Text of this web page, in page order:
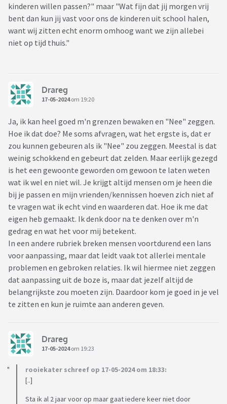
kinderen willen passen?" maar "Wat fijn dat jij morgen vrij
bent dan kun jij vast voor ons de kinderen uit school halen,
want wij zitten echt enorm omhoog want we zijn allebei
niet op tijd thuis."
Drareg
17-05-2024om 19:20
Ja, ik kan heel goed m'n grenzen bewaken en "Nee" zeggen.
Hoe ik dat doe? Me soms afvragen, wat het ergste is, dat er
zou kunnen gebeuren als ik "Nee" zou zeggen. Meestal is dat
weinig schokkend en gebeurt dat zelden. Maar eerlijk gezegd
is het een gewoonte geworden om gewoon te laten weten
wat ik wel en niet wil. Je krijgt altijd mensen om je heen die
bij je passen en mijn vrienden/kennissen hoeven zich niet af
te vragen wat ik echt vind en waarderen dat. Hoe ik me dat
eigen heb gemaakt. Ik denk door na te denken over m'n
gedrag en wat het voor mij betekent.
In een andere rubriek breken mensen voortdurend een lans
voor aanpassing, maar dat leidt vaak tot allerlei mentale
problemen en gebroken relaties. Ik wil hiermee niet zeggen
dat aanpassing uit de boze is, maar dat jezelf altijd de
belangrijkste zou moeten zijn. Daardoor kom je goed in je vel
te zitten en kun je ruimte aan anderen geven.
Drareg
17-05-2024om 19:23
rooiekater schreef op 17-05-2024 om 18:33:
[..]
Sta ik al 2 jaar voor op maar gaat iedere keer niet door